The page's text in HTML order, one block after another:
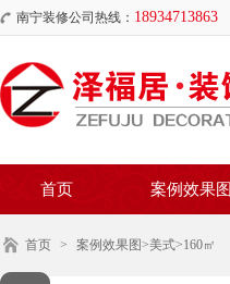
南宁装修公司热线： 18934713863
首页 案例效果图
首页 > 案例效果图>美式>160㎡